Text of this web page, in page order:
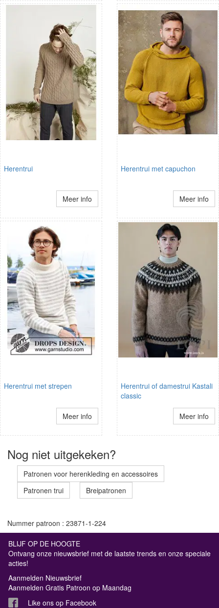
Herentrui
Meer info
Herentrui met capuchon
Meer info
Herentrui met strepen
Meer info
Herentrui of damestrui Kastali
classic
Meer info
Nog niet uitgekeken?
Patronen voor herenkleding en accessoires
Patronen trui
Breipatronen
Nummer patroon : 23871-1-224
BLIJF OP DE HOOGTE
Ontvang onze nieuwsbrief met de laatste trends en onze speciale
acties!
Aanmelden Nieuwsbrief
Aanmelden Gratis Patroon op Maandag
Like ons op Facebook